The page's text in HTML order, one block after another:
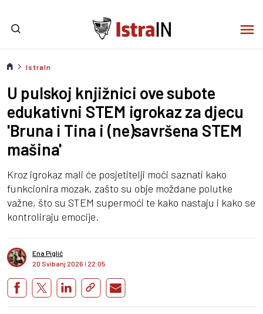
IstraIn
U pulskoj knjižnici ove subote
edukativni STEM igrokaz za djecu
'Bruna i Tina i (ne)savršena STEM
mašina'
Kroz igrokaz mali će posjetitelji moći saznati kako
funkcionira mozak, zašto su obje moždane polutke
važne, što su STEM supermoći te kako nastaju i kako se
kontroliraju emocije.
Ena Piglić
20 Svibanj 2026 I 22:05